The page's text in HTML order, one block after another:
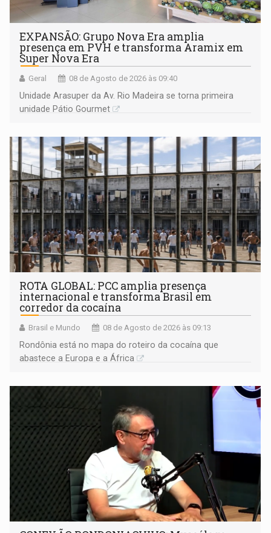
EXPANSÃO: Grupo Nova Era amplia
presença em PVH e transforma Aramix em
Super Nova Era
Geral 08 de Agosto de 2026 às 09:40
Unidade Arasuper da Av. Rio Madeira se torna primeira
unidade Pátio Gourmet
ROTA GLOBAL: PCC amplia presença
internacional e transforma Brasil em
corredor da cocaína
Brasil e Mundo 08 de Agosto de 2026 às 09:13
Rondônia está no mapa do roteiro da cocaína que
abastece a Europa e a África